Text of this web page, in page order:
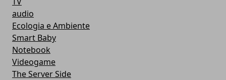
audio
Ecologia e Ambiente
Smart Baby
Notebook
Videogame
The Server Side